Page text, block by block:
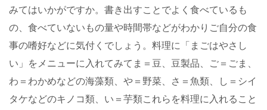
みてはいかがですか。書き出すことでよく食べているも
の、食べていないもの量や時間帯などがわかりご自分の食
事の嗜好などに気付くでしょう。料理に「まごはやさし
い」をメニューに入れてみてま＝豆、豆製品、ご＝ごま、
わ＝わかめなどの海藻類、や＝野菜、さ＝魚類、し＝シイ
タケなどのキノコ類、い＝芋類これらを料理に入れること